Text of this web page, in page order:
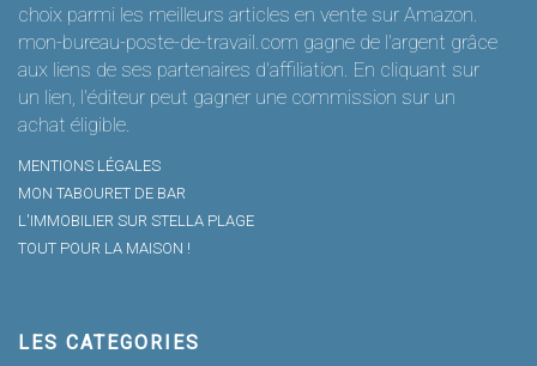
choix parmi les meilleurs articles en vente sur Amazon.
mon-bureau-poste-de-travail.com gagne de l'argent grâce
aux liens de ses partenaires d'affiliation. En cliquant sur
un lien, l'éditeur peut gagner une commission sur un
achat éligible.
MENTIONS LÉGALES
MON TABOURET DE BAR
L'IMMOBILIER SUR STELLA PLAGE
TOUT POUR LA MAISON !
LES CATEGORIES